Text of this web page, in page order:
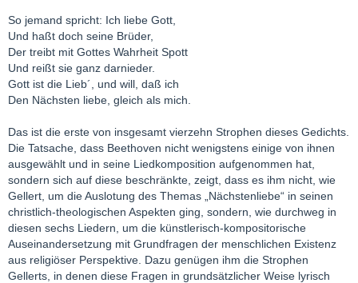
So jemand spricht: Ich liebe Gott,
Und haßt doch seine Brüder,
Der treibt mit Gottes Wahrheit Spott
Und reißt sie ganz darnieder.
Gott ist die Lieb´, und will, daß ich
Den Nächsten liebe, gleich als mich.
Das ist die erste von insgesamt vierzehn Strophen dieses Gedichts.
Die Tatsache, dass Beethoven nicht wenigstens einige von ihnen
ausgewählt und in seine Liedkomposition aufgenommen hat,
sondern sich auf diese beschränkte, zeigt, dass es ihm nicht, wie
Gellert, um die Auslotung des Themas „Nächstenliebe“ in seinen
christlich-theologischen Aspekten ging, sondern, wie durchweg in
diesen sechs Liedern, um die künstlerisch-kompositorische
Auseinandersetzung mit Grundfragen der menschlichen Existenz
aus religiöser Perspektive. Dazu genügen ihm die Strophen
Gellerts, in denen diese Fragen in grundsätzlicher Weise lyrisch